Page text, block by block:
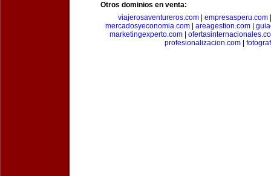
Otros dominios en venta:
viajerosaventureros.com| empresasperu.com
mercadosyeconomia.com
areagestion.com
marketingexperto.com
profesionalizacion.com|